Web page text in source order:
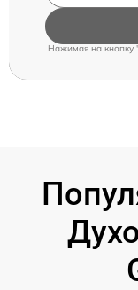
Нажимая на кнопку